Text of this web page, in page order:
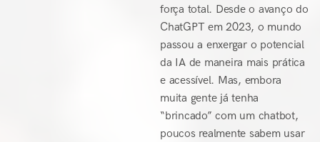
força total. Desde o avanço do
ChatGPT em 2023, o mundo
passou a enxergar o potencial
da IA de maneira mais prática
e acessível. Mas, embora
muita gente já tenha
“brincado” com um chatbot,
poucos realmente sabem usar